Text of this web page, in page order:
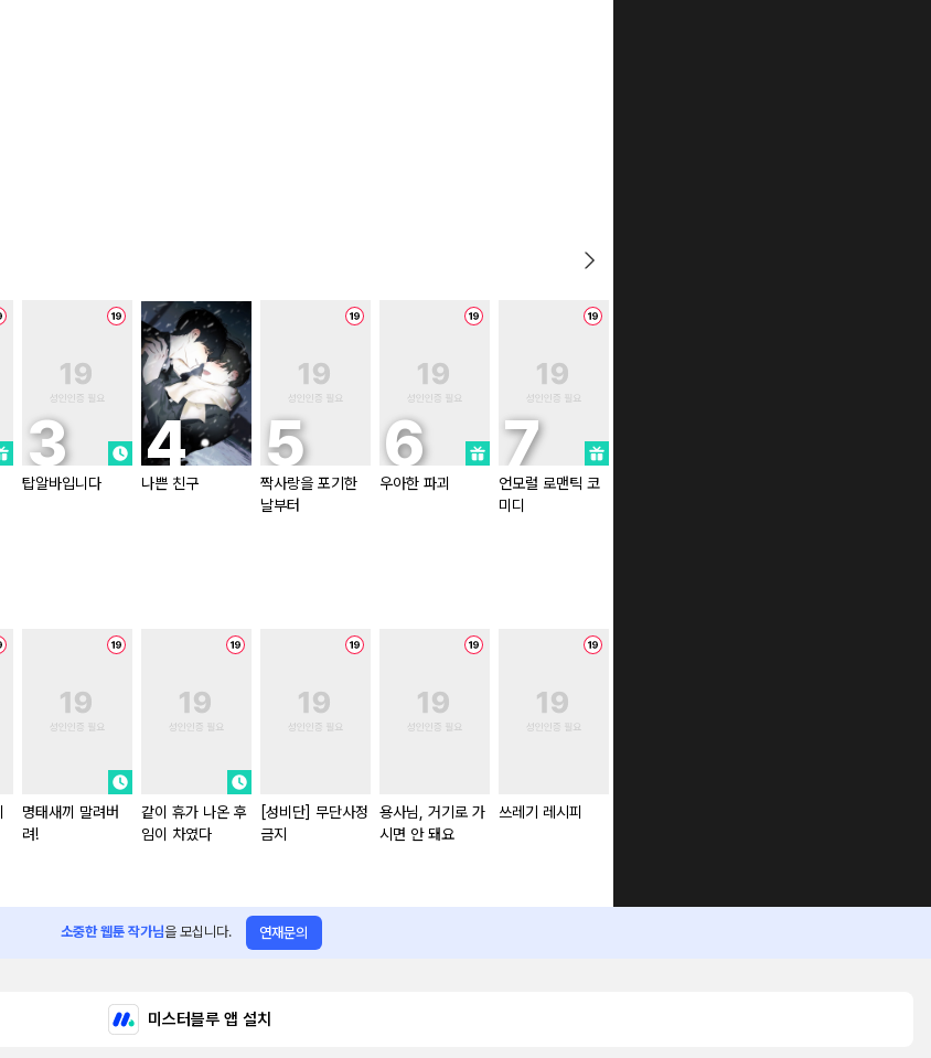
탑알바입니다 나쁜 친구
짝사랑을 포기한
날부터
우아한 파괴
언모럴 로맨틱 코
미디
명태새끼 말려버
려!
같이 휴가 나온 후
임이 차였다
[성비단] 무단사정
금지
용사님, 거기로 가
시면 안 돼요
쓰레기 레시피
소중한 웹툰 작가님을 모십니다. 연재문의
미스터블루 앱 설치